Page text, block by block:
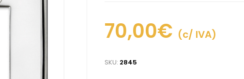
70,00€ (c/ IVA)
SKU: 2845